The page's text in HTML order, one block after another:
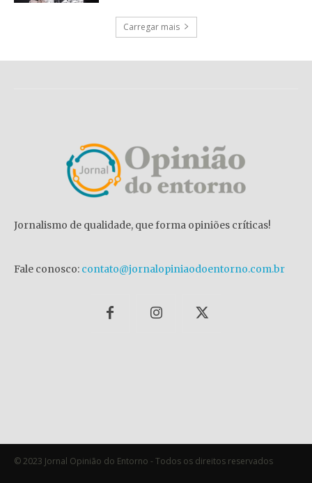
Carregar mais
Jornalismo de qualidade, que forma opiniões críticas!
Fale conosco: contato@jornalopiniaodoentorno.com.br
© 2023 Jornal Opinião do Entorno - Todos os direitos reservados